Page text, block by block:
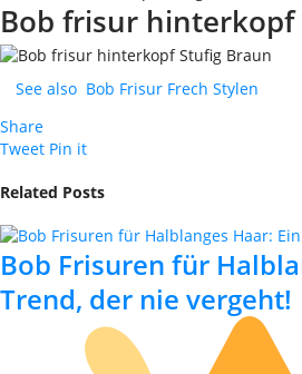
Bob frisur hinterkopf
See also Bob Frisur Frech Stylen
Share
Tweet Pin it
Related Posts
Bob Frisuren für
Trend, der nie vergeht!